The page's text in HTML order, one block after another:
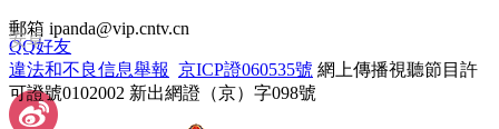
QQ好友
安卓
郵箱 ipanda@vip.cntv.cn
違法和不良信息舉報 京ICP證060535號 網上傳播視聽節目許
可證號0102002 新出網證（京）字098號